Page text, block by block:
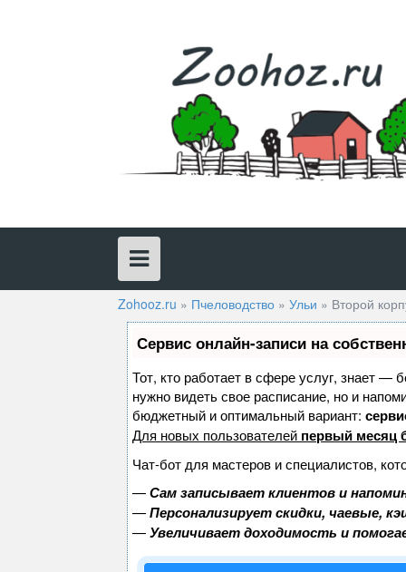
Zohooz.ru » Пчеловодство » Ульи » Второй
Сервис онлайн-записи на
Тот, кто работает в сфере услуг, знает —
нужно видеть свое расписание, но и
бюджетный и оптимальный вариант:
Для новых пользователей первый месяц
Чат-бот для мастеров и специалистов,
—Сам записывает клиентов и
—Персонализирует скидки, чаевые,
—Увеличивает доходимость и